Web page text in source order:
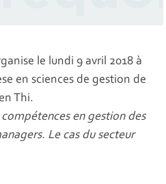
le lundi 9 avril 2018 à
en sciences de gestion de
Thi.
compétences en gestion des
Le cas du secteur